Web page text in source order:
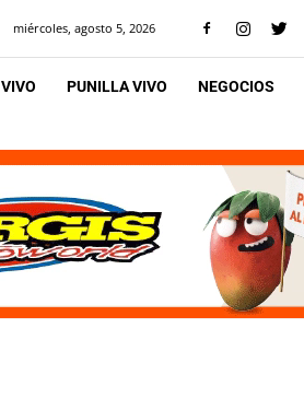
miércoles, agosto 5, 2026
PUNILLA VIVO NEGOCIOS